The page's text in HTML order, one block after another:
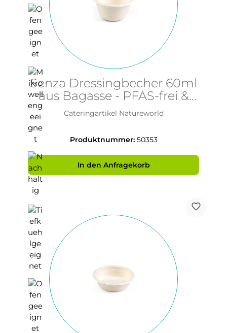
Senza Dressingbecher 60ml
aus Bagasse - PFAS-frei &
nachhaltig
Cateringartikel Natureworld
Produktnummer: 50353
In den Anfragekorb